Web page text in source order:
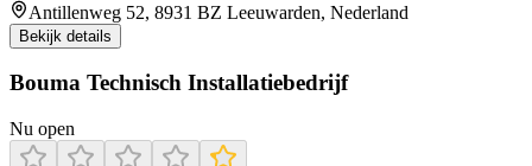
Antillenweg 52, 8931 BZ Leeuwarden, Nederland
Bekijk details
Bouma Technisch Installatiebedrijf
Nu open